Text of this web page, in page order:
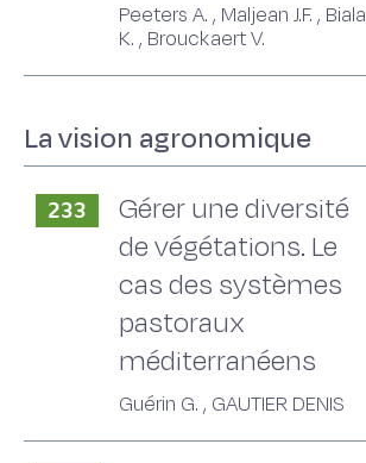
Peeters A. , Maljean J.F. , Biala
K. , Brouckaert V.
La vision agronomique
233
Gérer une diversité
de végétations. Le
cas des systèmes
pastoraux
méditerranéens
Guérin G. , GAUTIER DENIS